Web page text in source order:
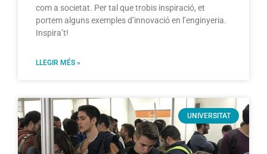
com a societat. Per tal que trobis inspiració, et
portem alguns exemples d’innovació en l’enginyeria.
Inspira’t!
LLEGIR MÉS »
UNIVERSITAT